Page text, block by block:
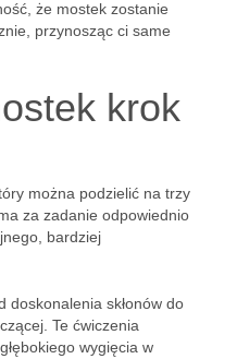
że mostek zostanie
przynosząc ci same
krok
można podzielić na trzy
za zadanie odpowiednio
bardziej
doskonalenia skłonów do
Te ćwiczenia
wygięcia w